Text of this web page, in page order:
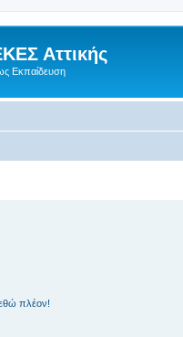
Αττικής
Εκπαίδευση
πλέον!